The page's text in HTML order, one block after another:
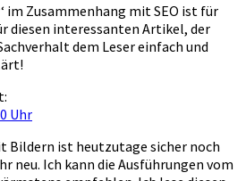
im Zusammenhang mit SEO ist für
diesen interessanten Artikel, der
dem Leser einfach und
Uhr
Bildern ist heutzutage sicher noch
neu. Ich kann die Ausführungen vom